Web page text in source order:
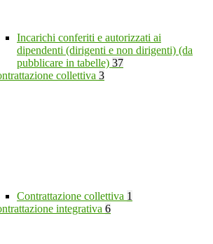
Incarichi conferiti e autorizzati ai
dipendenti (dirigenti e non dirigenti) (da
pubblicare in tabelle) 37
collettiva 3
Contrattazione collettiva 1
integrativa 6